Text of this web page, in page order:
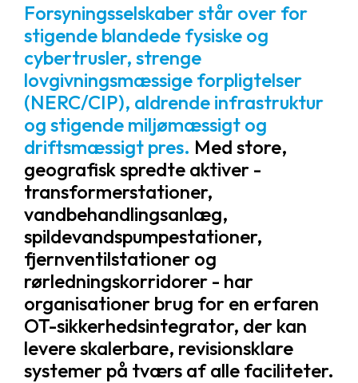
Forsyningsselskaber står over for
stigende blandede fysiske og
cybertrusler, strenge
lovgivningsmæssige forpligtelser
(NERC/CIP), aldrende infrastruktur
og stigende miljømæssigt og
driftsmæssigt pres. Med store,
geografisk spredte aktiver -
transformerstationer,
vandbehandlingsanlæg,
spildevandspumpestationer,
fjernventilstationer og
rørledningskorridorer - har
organisationer brug for en erfaren
OT-sikkerhedsintegrator, der kan
levere skalerbare, revisionsklare
systemer på tværs af alle faciliteter.